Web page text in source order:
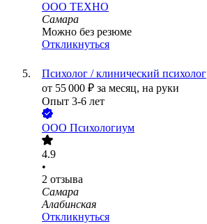
ООО ТЕХНО
Самара
Можно без резюме
Откликнуться
Психолог / клинический психолог
от 55 000 ₽ за месяц, на руки
Опыт 3-6 лет
ООО Психологиум
4.9
•
2 отзыва
Самара
Алабинская
Откликнуться